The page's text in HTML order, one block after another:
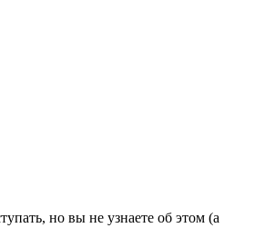
но вы не узнаете об этом (а